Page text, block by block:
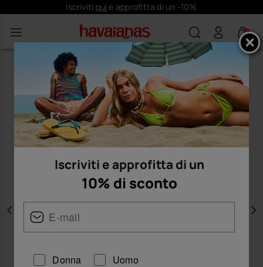
Iscriviti quie approfitta di un -10%
0
Precedente
Iscriviti e approfitta di un
10% di sconto
Donna Uomo